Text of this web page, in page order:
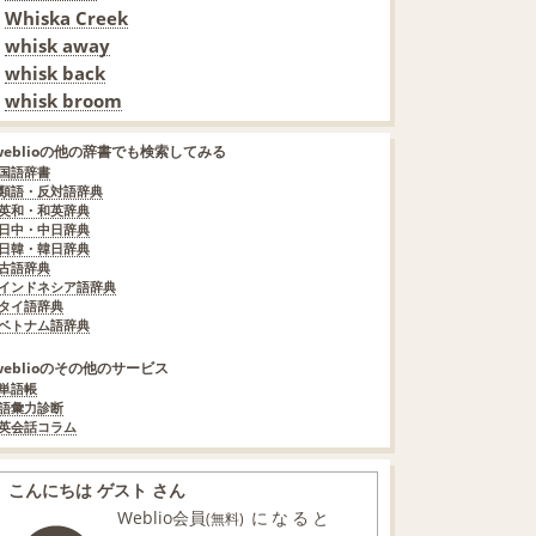
Whiska Creek
whisk away
whisk back
whisk broom
の他の辞書でも検索してみる
語辞書
語・反対語辞典
和・和英辞典
中・中日辞典
韓・韓日辞典
語辞典
ンドネシア語辞典
イ語辞典
トナム語辞典
のその他のサービス
語帳
彙力診断
会話コラム
こんにちは ゲスト さん
Weblio会員(無料) になると